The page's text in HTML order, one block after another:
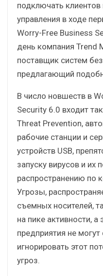
подключать клиентов
управления в ходе
Worry-Free Business
день компания Trend
поставщик систем
предлагающий
В число новшеств в
Security 6.0 входит
Threat Prevention,
рабочие станции и
устройств USB,
запуску вирусов и
распространению по
Угрозы,
съемных носителей,
на пике активности,
предприятия не
игнорировать этот
угроз.